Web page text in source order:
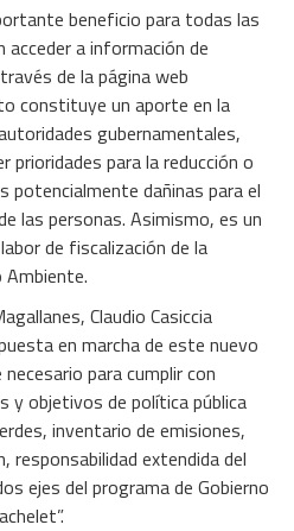
beneficio para todas las
acceder a información de
de la página web
constituye un aporte en la
gubernamentales,
prioridades para la reducción o
potencialmente dañinas para el
las personas. Asimismo, es un
de fiscalización de la
Ambiente.
Claudio Casiccia
en marcha de este nuevo
para cumplir con
y objetivos de política pública
inventario de emisiones,
responsabilidad extendida del
ejes del programa de Gobierno